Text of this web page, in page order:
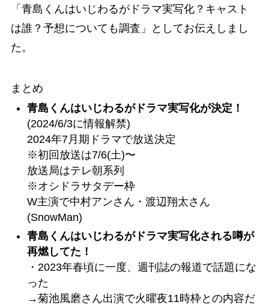
「 青島くんはいじわるがドラマ実写化？キャスト
は誰？予想についても調査 」としてお伝えしまし
た。
まとめ
青島くんはいじわるがドラマ実写化が決定！
(2024/6/3に情報解禁)
2024年7月期ドラマで放送決定
※初回放送は7/6(土)〜
放送局はテレ朝系列
※オシドラサタデー枠
W主演で中村アンさん・渡辺翔太さん
(SnowMan)
青島くんはいじわるがドラマ実写化される噂が
再燃してた！
・2023年春頃に一度、週刊誌の報道で話題にな
った
→菊池風磨さん出演で火曜夜11時枠との内容だ